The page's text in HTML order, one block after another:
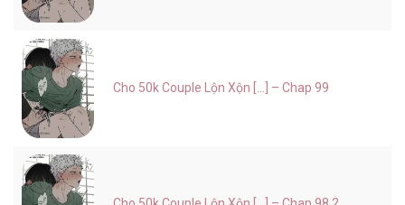
Cho 50k Couple Lộn Xộn [...] – Chap 99